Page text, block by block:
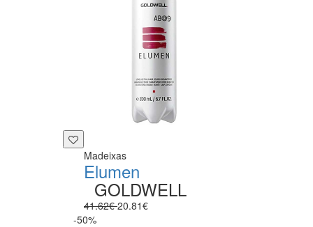
Madeixas
Elumen
GOLDWELL
41.62€20.81€
-50%